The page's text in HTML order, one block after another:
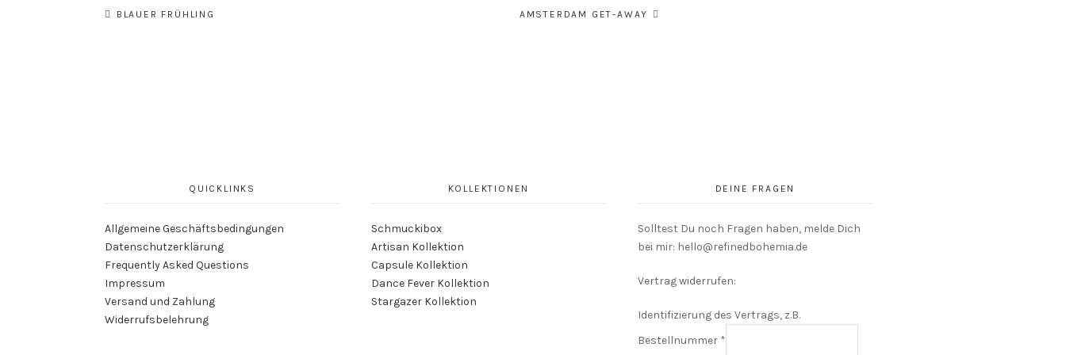
Beitragsnavigation AMSTERDAM GET-AWAY
BLAUER FRÜHLING
QUICKLINKS
Allgemeine Geschäftsbedingungen
Datenschutzerklärung
Frequently Asked Questions
Impressum
Versand und Zahlung
Widerrufsbelehrung
KOLLEKTIONEN
Schmuckibox
Artisan Kollektion
Capsule Kollektion
Dance Fever Kollektion
Stargazer Kollektion
DEINE FRAGEN
Solltest Du noch Fragen haben, melde Dich
bei mir: hello@refinedbohemia.de
Vertrag widerrufen:
Identifizierung des Vertrags, z.B.
Bestellnummer *